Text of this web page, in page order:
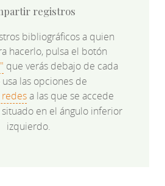
registros
bibliográficos a quien
hacerlo, pulsa el botón
que verás debajo de cada
usa las opciones de
a las que se accede
en el ángulo inferior
izquierdo.